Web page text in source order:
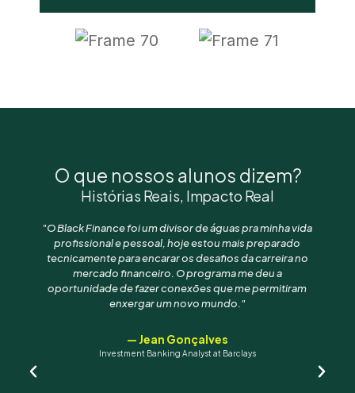
O que nossos alunos dizem?
Histórias Reais, Impacto Real
"O Black Finance foi um divisor de águas pra minha vida
profissional e pessoal, hoje estou mais preparado
tecnicamente para encarar os desafios da carreira no
mercado financeiro. O programa me deu a
oportunidade de fazer conexões que me permitiram
enxergar um novo mundo."
— Jean Gonçalves
Investment Banking Analyst at Barclays